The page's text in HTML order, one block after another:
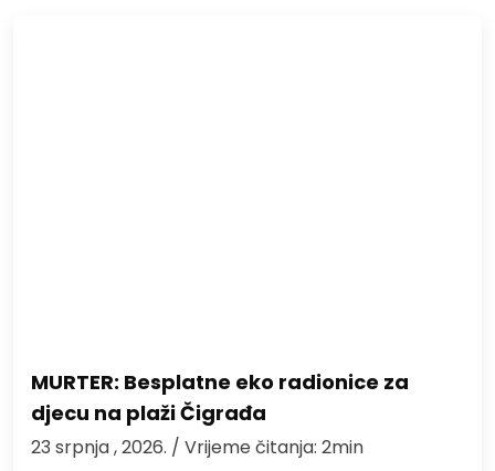
MURTER: Besplatne eko radionice za
djecu na plaži Čigrađa
23 srpnja , 2026. / Vrijeme čitanja: 2min